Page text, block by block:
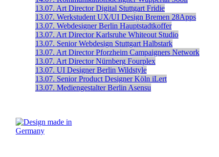
13.07. Art Director Digital Stuttgart Fridie
13.07. Werkstudent UX/UI Design Bremen 28Apps
13.07. Webdesigner Berlin Hauptstadtkoffer
13.07. Art Director Karlsruhe Whiteout Studio
13.07. Senior Webdesign Stuttgart Halbstark
13.07. Art Director Pforzheim Campaigners Network
13.07. Art Director Nürnberg Fourplex
13.07. UI Designer Berlin Wildstyle
13.07. Senior Product Designer Köln iLert
13.07. Mediengestalter Berlin Asensu